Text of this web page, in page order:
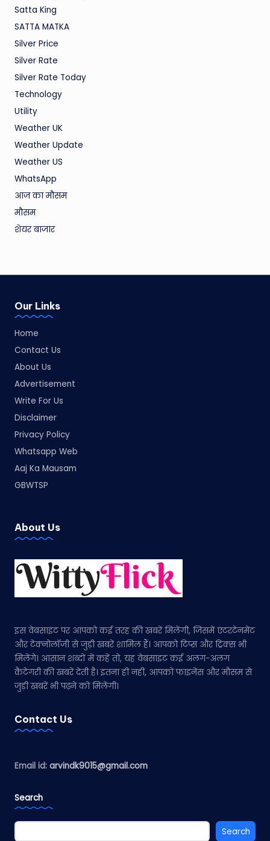
Satta King
SATTA MATKA
Silver Price
Silver Rate
Silver Rate Today
Technology
Utility
Weather UK
Weather Update
Weather US
WhatsApp
आज का मौसम
मौसम
शेयर बाजार
Our Links
Home
Contact Us
About Us
Advertisement
Write For Us
Disclaimer
Privacy Policy
Whatsapp Web
Aaj Ka Mausam
GBWTSP
About Us
इस वेबसाइट पर आपको कई तरह की खबरें मिलेंगी, जिसमें एंटरटेनमेंट
और टेक्नोलॉजी से जुड़ी खबरें शामिल हैं। आपको टिप्स और ट्रिक्स भी
मिलेंगे। आसान शब्दों में कहें तो, यह वेबसाइट कई अलग-अलग
कैटेगरी की खबरें देती है। इतना ही नहीं, आपको फाइनेंस और मौसम से
जुड़ी खबरें भी पढ़ने को मिलेंगी।
Contact Us
Email id: arvindk9015@gmail.com
Search
Search